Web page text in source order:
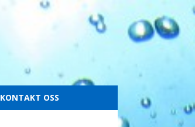
KONTAKT OSS